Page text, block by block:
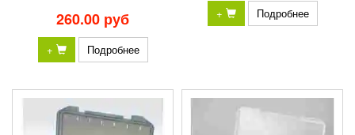
260.00 руб
+ Подробнее
+ Подробнее